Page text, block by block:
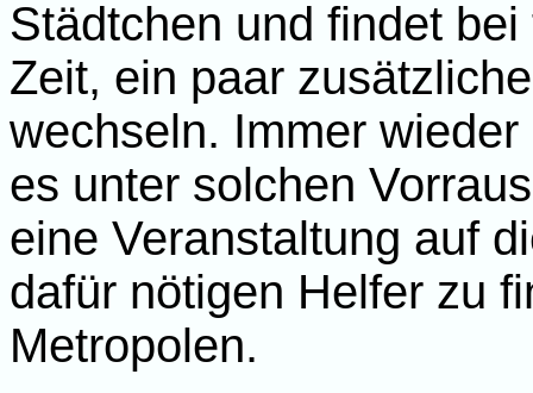
Städtchen und findet
Zeit, ein paar
wechseln. Immer
es unter solchen
eine Veranstaltung auf
dafür nötigen Helfer zu
Metropolen.